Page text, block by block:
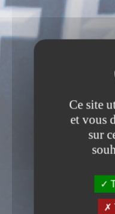
Ce site
et vous
sur